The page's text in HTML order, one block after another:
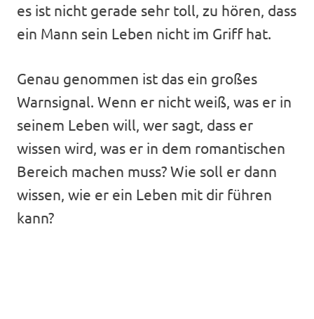
es ist nicht gerade sehr toll, zu hören, dass
ein Mann sein Leben nicht im Griff hat.
Genau genommen ist das ein großes
Warnsignal. Wenn er nicht weiß, was er in
seinem Leben will, wer sagt, dass er
wissen wird, was er in dem romantischen
Bereich machen muss? Wie soll er dann
wissen, wie er ein Leben mit dir führen
kann?